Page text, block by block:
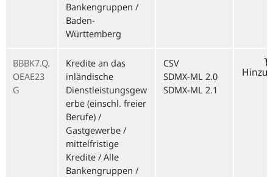
Bankengruppen /
Baden-
Württemberg
BBBK7.Q.
OEAE23
G
Kredite an das
inländische
Dienstleistungsgew
erbe (einschl. freier
Berufe) /
Gastgewerbe /
mittelfristige
Kredite / Alle
Bankengruppen /
CSV
SDMX-ML 2.0
SDMX-ML 2.1